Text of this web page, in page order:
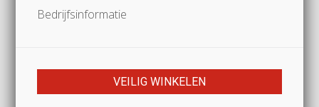
Bedrijfsinformatie
VEILIG WINKELEN